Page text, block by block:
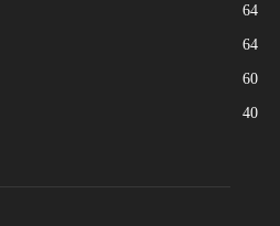
64
64
60
40